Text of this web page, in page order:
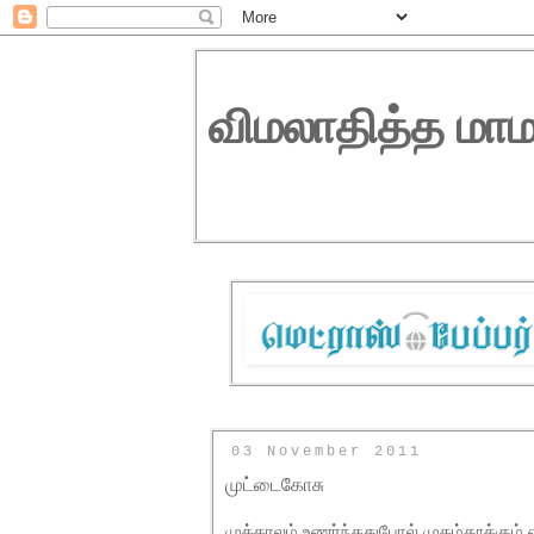
விமலாதித்த
03 November 2011
முட்டைகோசு